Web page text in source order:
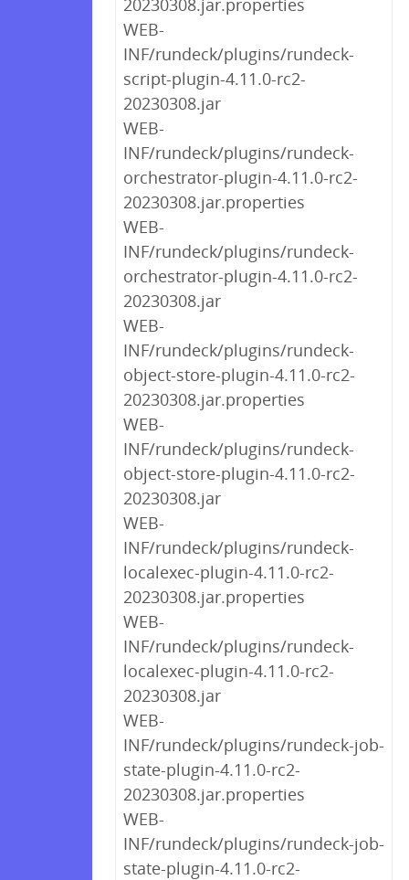
20230308.jar.properties
WEB-
INF/rundeck/plugins/rundeck-
script-plugin-4.11.0-rc2-
20230308.jar
WEB-
INF/rundeck/plugins/rundeck-
orchestrator-plugin-4.11.0-rc2-
20230308.jar.properties
WEB-
INF/rundeck/plugins/rundeck-
orchestrator-plugin-4.11.0-rc2-
20230308.jar
WEB-
INF/rundeck/plugins/rundeck-
object-store-plugin-4.11.0-rc2-
20230308.jar.properties
WEB-
INF/rundeck/plugins/rundeck-
object-store-plugin-4.11.0-rc2-
20230308.jar
WEB-
INF/rundeck/plugins/rundeck-
localexec-plugin-4.11.0-rc2-
20230308.jar.properties
WEB-
INF/rundeck/plugins/rundeck-
localexec-plugin-4.11.0-rc2-
20230308.jar
WEB-
INF/rundeck/plugins/rundeck-job-
state-plugin-4.11.0-rc2-
20230308.jar.properties
WEB-
INF/rundeck/plugins/rundeck-job-
state-plugin-4.11.0-rc2-